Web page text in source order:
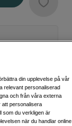
att få hyra
dig till budget-
på
din upplevelse på vår
relevant personaliserad
och från våra externa
att personalisera
som du verkligen är
när du handlar